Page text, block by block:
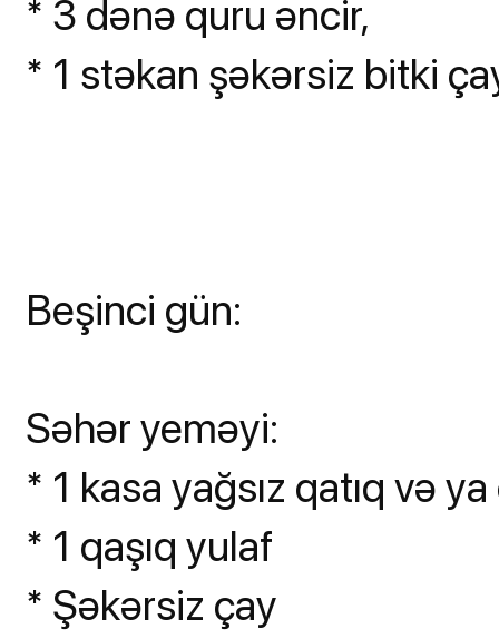
* 3 dənə quru əncir,
* 1 stəkan şəkərsiz bitki
Beşinci gün:
Səhər yeməyi:
* 1 kasa yağsız qatıq və ya
* 1 qaşıq yulaf
* Şəkərsiz çay